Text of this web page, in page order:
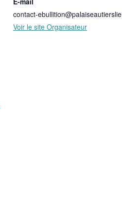
contact-
Voir le site Organisateur